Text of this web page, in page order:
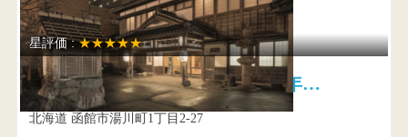
星評価 :★★★★★
割烹旅館 若松 創業九十余年…
北海道 函館市湯川町1丁目2-27